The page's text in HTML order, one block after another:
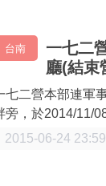
台南
一七二
廳(結束
七二營本部連軍
旁，於2014/11/
2015-06-24